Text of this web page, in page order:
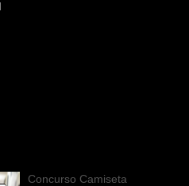
Concurso Camiseta